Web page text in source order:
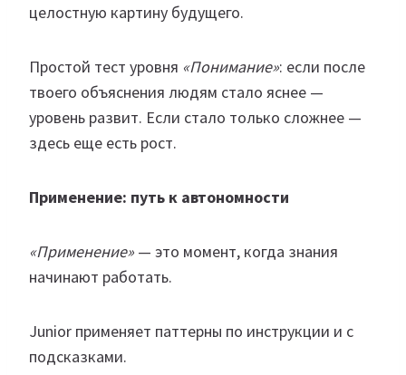
целостную картину будущего.
Простой тест уровня «Понимание»: если после
твоего объяснения людям стало яснее —
уровень развит. Если стало только сложнее —
здесь еще есть рост.
Применение: путь к автономности
«Применение» — это момент, когда знания
начинают работать.
Junior применяет паттерны по инструкции и с
подсказками.